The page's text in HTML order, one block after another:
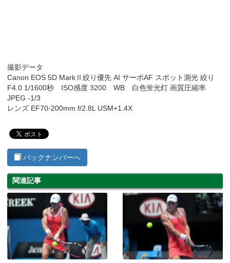
撮影データ
Canon EOS 5D MarkⅡ絞り優先 AI サーボAF スポット測光 絞り
F4.0 1/1600秒 ISO感度 3200 WB 白色蛍光灯 画質圧縮率
JPEG -1/3
レンズ EF70-200mm f/2.8L USM+1.4X
バックナンバーへ
関連記事